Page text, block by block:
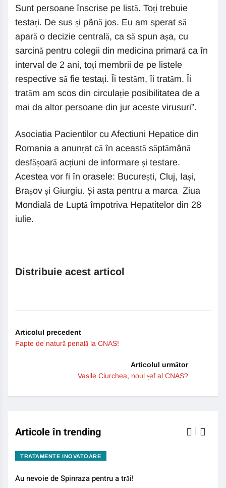
Sunt persoane înscrise pe listă. Toți trebuie
testați. De sus și până jos. Eu am sperat să
apară o decizie centrală, ca să spun așa, cu
sarcină pentru colegii din medicina primară ca în
interval de 2 ani, toți membrii de pe listele
respective să fie testați. Îi testăm, îi tratăm. Îi
tratăm am scos din circulație posibilitatea de a
mai da altor persoane din jur aceste virusuri”.
Asociatia Pacientilor cu Afectiuni Hepatice din
Romania a anunțat că în această săptămână
desfășoară acțiuni de informare și testare.
Acestea vor fi în orasele: București, Cluj, Iași,
Brașov și Giurgiu. Și asta pentru a marca Ziua
Mondială de Luptă împotriva Hepatitelor din 28
iulie.
Distribuie acest articol
Articolul precedent
Fapte de natură penală la CNAS!
Articolul următor
Vasile Ciurchea, noul șef al CNAS?
Articole în trending
TRATAMENTE INOVATOARE
Au nevoie de Spinraza pentru a trăi!